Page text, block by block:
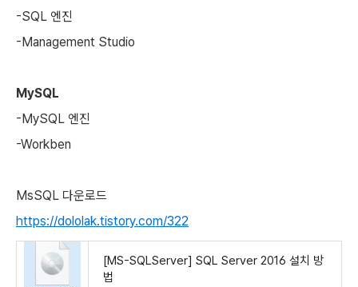
-SQL 엔진
-Management Studio
MySQL
-MySQL 엔진
-Workben
MsSQL 다운로드
https://dololak.tistory.com/322
[MS-SQLServer] SQL Server 2016 설치 방
법